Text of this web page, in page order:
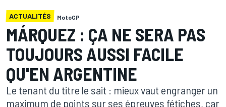
ACTUALITÉS MotoGP
MÁRQUEZ : ÇA NE SERA PAS
TOUJOURS AUSSI FACILE
QU'EN ARGENTINE
Le tenant du titre le sait : mieux vaut engranger un
maximum de points sur ses épreuves fétiches, car